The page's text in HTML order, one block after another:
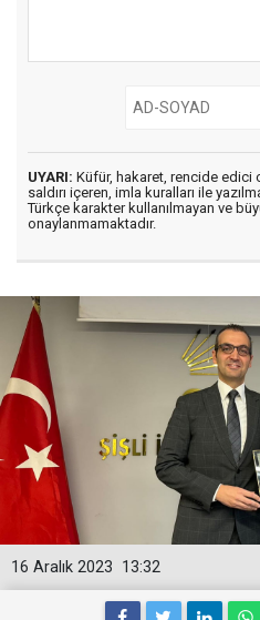
UYARI: Küfür, hakaret, rencide edici
saldırı içeren, imla kuralları ile
Türkçe karakter kullanılmayan ve
onaylanmamaktadır.
13:32
16 Aralık 2023